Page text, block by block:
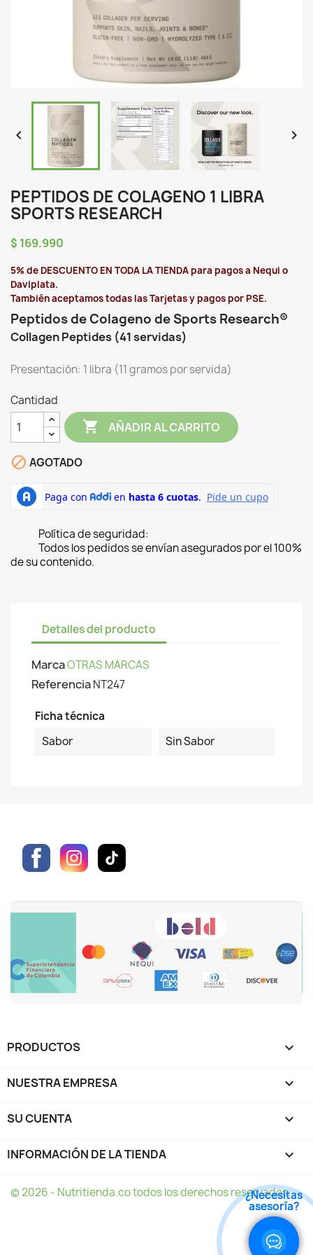
 
PEPTIDOS DE COLAGENO 1 LIBRA
SPORTS RESEARCH
$ 169.990
5% de DESCUENTO EN TODA LA TIENDA para pagos a Nequi o
Daviplata.
También aceptamos todas las Tarjetas y pagos por PSE.
Peptidos de Colageno de Sports Research®
Collagen Peptides (41 servidas)
Presentación: 1 libra (11 gramos por servida)
Cantidad
 AÑADIR AL CARRITO
 AGOTADO
Política de seguridad:
Todos los pedidos se envían asegurados por el 100%
de su contenido.
Detalles del producto
MarcaOTRAS MARCAS
ReferenciaNT247
Ficha técnica
Sabor
Sin Sabor
Facebook
PRODUCTOS 
NUESTRA EMPRESA 
SU CUENTA 
INFORMACIÓN DE LA TIENDA keyboard_arrow_down
© 2026 - Nutritienda.co todos los derechos reservados.
¿Necesitas
asesoría?
¿Necesitas
asesoría?